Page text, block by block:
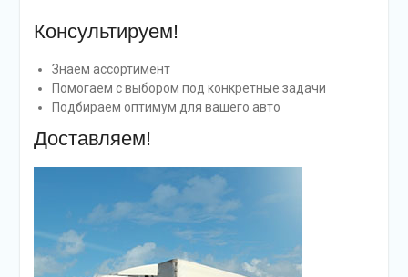
Консультируем!
Знаем ассортимент
Помогаем с выбором под конкретные задачи
Подбираем оптимум для вашего авто
Доставляем!